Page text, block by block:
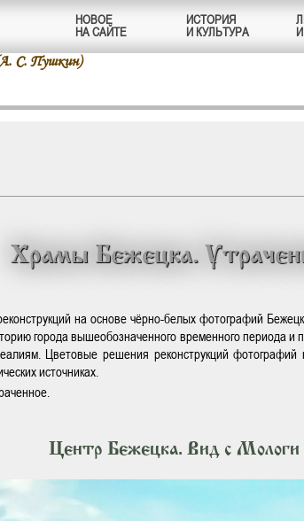
НОВОЕ
НА САЙТЕ
ИСТОРИЯ
И КУЛЬТУРА
С. Пушкин)
Храмы Бежецка.
на основе чёрно-белых фотографий
города вышеобозначенного временного периода
Цветовые решения реконструкций фотографий
источниках.
Центр Бежецка. Вид с Мологи